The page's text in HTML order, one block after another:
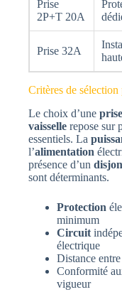
Prise
2P+T 20A
Prise 32A
Critères de
Le choix d’une
vaisselle repose sur
essentiels. La
l’alimentation
présence d’un
sont déterminants.
Protection
minimum
Circuit
électrique
Distance
Conformité
vigueur